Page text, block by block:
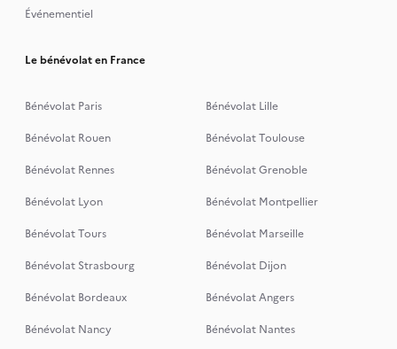
Événementiel
Le bénévolat en France
Bénévolat Paris
Bénévolat Lille
Bénévolat Rouen
Bénévolat Toulouse
Bénévolat Rennes
Bénévolat Grenoble
Bénévolat Lyon
Bénévolat Montpellier
Bénévolat Tours
Bénévolat Marseille
Bénévolat Strasbourg
Bénévolat Dijon
Bénévolat Bordeaux
Bénévolat Angers
Bénévolat Nancy
Bénévolat Nantes